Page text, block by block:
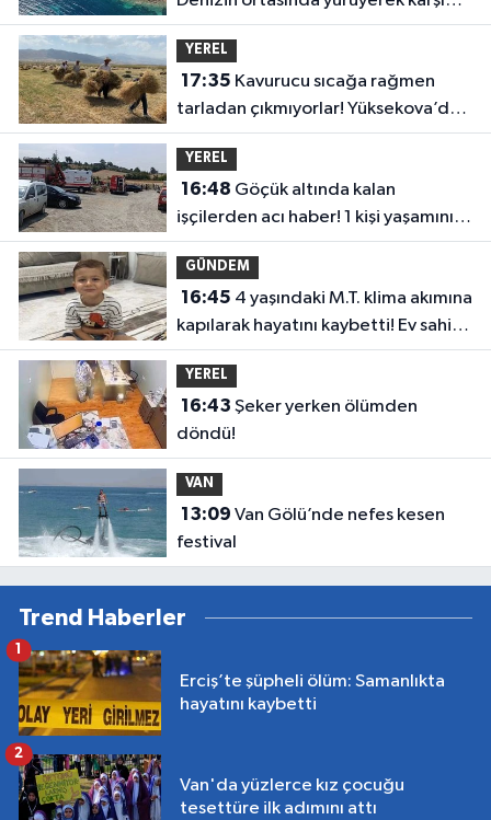
adaya geçiyorlar
YEREL
17:35
tarladan çıkmıyorlar! Yüksekova’da
zorlu buğday hasadı
YEREL
16:48
işçilerden acı haber! 1 kişi yaşamını
yitirdi
GÜNDEM
16:45
kapılarak hayatını kaybetti! Ev sahibi
tutuklandı
YEREL
16:43
döndü!
VAN
13:09
festival
Trend Haberler
Erciş’te şüpheli ölüm: Samanlıkta
hayatını kaybetti
1
Van'da yüzlerce kız çocuğu
tesettüre ilk adımını attı
2